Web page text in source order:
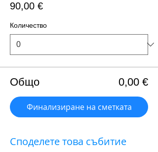
90,00 €
Количество
Общо 0,00 €
Финализиране на сметката
Споделете това събитие